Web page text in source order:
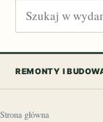
Szukaj
REMONTY I
Strona główna